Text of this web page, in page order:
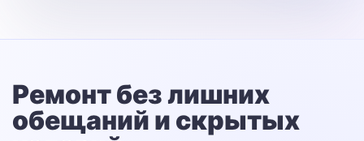
Ремонт без лишних
обещаний и скрытых